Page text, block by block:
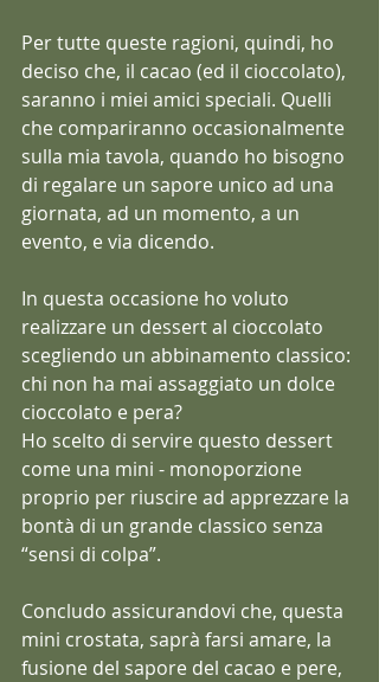
Per tutte queste ragioni, quindi, ho
deciso che, il cacao (ed il cioccolato),
saranno i miei amici speciali. Quelli
che compariranno occasionalmente
sulla mia tavola, quando ho bisogno
di regalare un sapore unico ad una
giornata, ad un momento, a un
evento, e via dicendo.
In questa occasione ho voluto
realizzare un dessert al cioccolato
scegliendo un abbinamento classico:
chi non ha mai assaggiato un dolce
cioccolato e pera?
Ho scelto di servire questo dessert
come una mini - monoporzione
proprio per riuscire ad apprezzare la
bontà di un grande classico senza
“sensi di colpa”.
Concludo assicurandovi che, questa
mini crostata, saprà farsi amare, la
fusione del sapore del cacao e pere,